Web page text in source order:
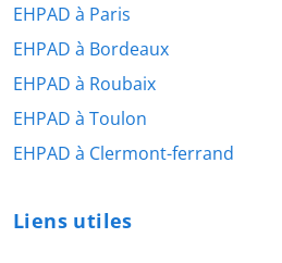
EHPAD à Paris
EHPAD à Bordeaux
EHPAD à Roubaix
EHPAD à Toulon
EHPAD à Clermont-ferrand
Liens utiles